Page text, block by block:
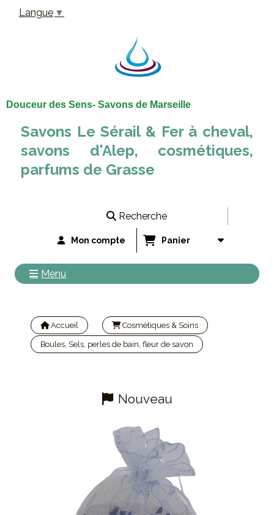
Douceur des Sens- Savons de Marseille
Savons Le Sérail & Fer à cheval,
savons d'Alep, cosmétiques,
parfums de Grasse
Recherche
Mon compte Panier
Menu
Accueil Cosmétiques & Soins
Boules, Sels, perles de bain, fleur de savon
Nouveau
Langue ▼